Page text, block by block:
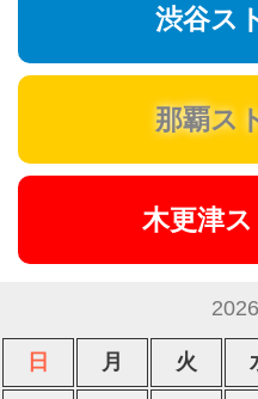
渋谷ス
那覇ス
木更津
日 月 火